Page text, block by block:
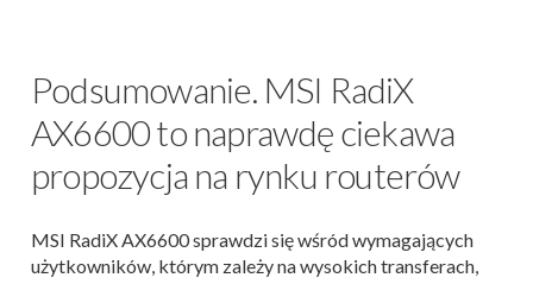
Podsumowanie. MSI RadiX
AX6600 to naprawdę ciekawa
propozycja na rynku routerów
MSI RadiX AX6600 sprawdzi się wśród wymagających
użytkowników, którym zależy na wysokich transferach,